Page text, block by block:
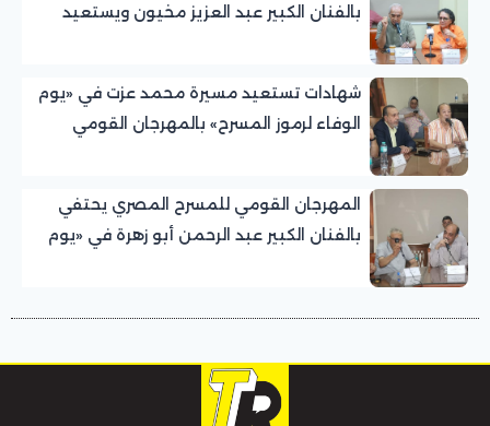
بالفنان الكبير عبد العزيز مخيون ويستعيد
شهادات تستعيد مسيرة محمد عزت في «يوم
الوفاء لرموز المسرح» بالمهرجان القومي
المهرجان القومي للمسرح المصري يحتفي
بالفنان الكبير عبد الرحمن أبو زهرة في «يوم